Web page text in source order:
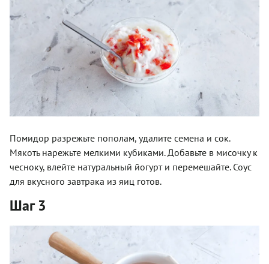
Помидор разрежьте пополам, удалите семена и сок.
Мякоть нарежьте мелкими кубиками. Добавьте в мисочку к
чесноку, влейте натуральный йогурт и перемешайте. Соус
для вкусного завтрака из яиц готов.
Шаг 3